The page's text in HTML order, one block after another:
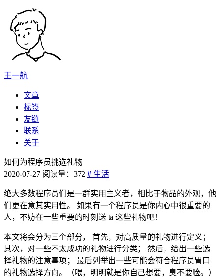
王一航
文章
标签
友链
联系
关于
如何为程序员挑选礼物
2020-07-27 阅读量： 372 # 生活
绝大多数程序员们是一群实用主义者，相比于物品的外观，他
们更在意其实用性。 如果有一个程序员是你内心中很重要的
人，不妨在一些重要的时刻送 ta 这些礼物吧！
本文将会分为三个部分， 首先，对高质量的礼物进行定义；
其次，对一些不太成功的礼物进行分类； 然后，给出一些选
择礼物的注意事项； 最后列举出一些可能会符合程序员胃口
的礼物选择方向。（喂，明明就是你自己想要，臭不要脸。）